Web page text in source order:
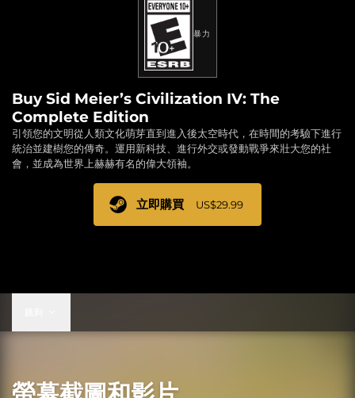
暴力
Buy Sid Meier’s Civilization IV: The
Complete Edition
引領您的文明從人類文化萌芽直到進入後太空時代，在時間的考驗下進行
統治並建樹您的傳奇。運用新科技、進行外交或發動戰爭來壯大您的社
會，並成為世界上赫赫有名的偉大領袖。
立即購買 US$29.99